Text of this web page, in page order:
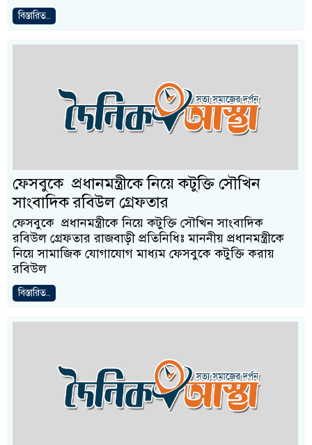
বিস্তারিত..
ফেসবুকে প্রধানমন্ত্রীকে নিয়ে কটুক্তি সৌখিন
সাংবাদিক রবিউল গ্রেফতার
ফেসবুকে প্রধানমন্ত্রীকে নিয়ে কটুক্তি সৌখিন সাংবাদিক
রবিউল গ্রেফতার রাজবাড়ী প্রতিনিধিঃ মাননীয় প্রধানমন্ত্রীকে
নিয়ে সামাজিক যোগাযোগ মাধ্যম ফেসবুকে কটুক্তি করায়
রবিউল
বিস্তারিত..